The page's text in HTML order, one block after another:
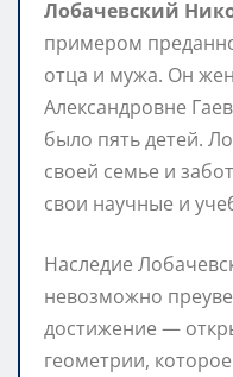
Лобачевский
примером
отца и мужа. Он
Александровне
было пять детей.
своей семье и
свои научные и
Наследие
невозможно
достижение —
геометрии,